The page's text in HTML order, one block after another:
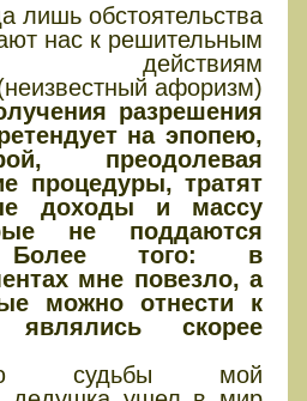
лишь обстоятельства
нас к решительным
действиям
афоризм)
разрешения
на эпопею,
преодолевая
процедуры, тратят
доходы и массу
не поддаются
Более того: в
мне повезло, а
можно отнести к
являлись скорее
судьбы мой